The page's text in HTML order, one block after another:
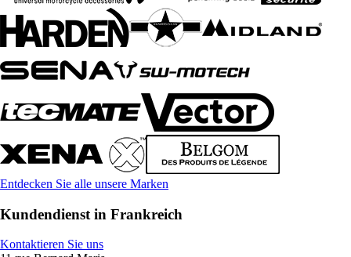
Entdecken Sie alle unsere Marken
Kundendienst in Frankreich
Kontaktieren Sie uns